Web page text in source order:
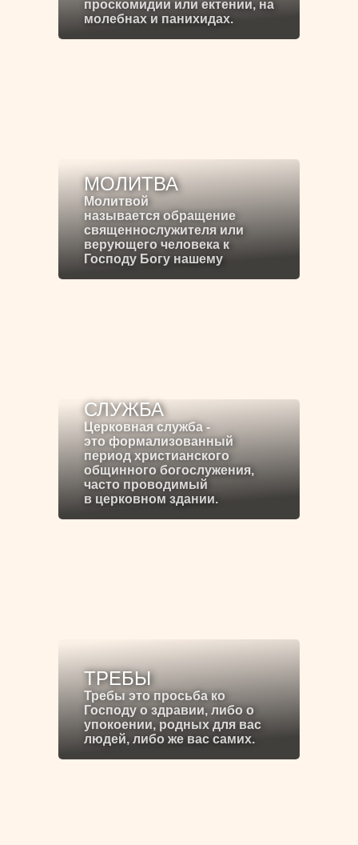
проскомидии или ектении, на
молебнах и панихидах.
МОЛИТВА
Молитвой
называется обращение
священнослужителя или
верующего человека к
Господу Богу нашему
СЛУЖБА
Церковная служба -
это формализованный
период христианского
общинного богослужения,
часто проводимый
в церковном здании.
ТРЕБЫ
Требы это просьба ко
Господу о здравии, либо о
упокоении, родных для вас
людей, либо же вас самих.